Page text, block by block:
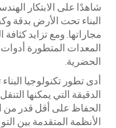
شاهدًا على الابتكار
البناء تحت الأرض بدقة
مجاراتها. ومع تزايد
المعدات المتطورة أدوات
الحضرية.
أدى تطور تكنولوجيا
الدقيقة التي يمكنها
الحفاظ على أقل قدر
الأنظمة المتقدمة بين